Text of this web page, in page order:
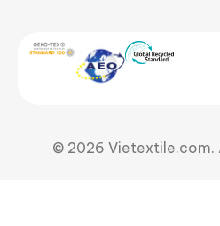
© 2026 Vietextile.com.